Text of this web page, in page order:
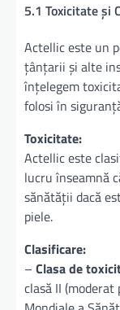
5.1 Toxicitate și
Actellic este un
țânțarii și alte
înțelegem
folosi în
Toxicitate:
Actellic este
lucru înseamnă
sănătății dacă
piele.
Clasificare:
– Clasa de
clasă II